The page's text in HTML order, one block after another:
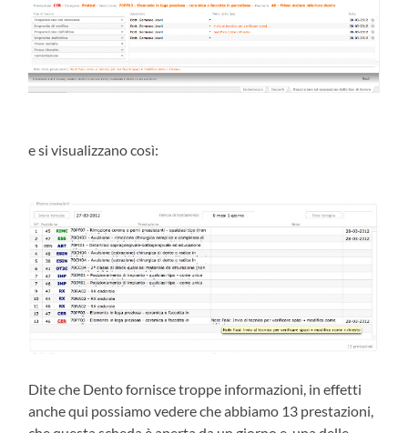
e si visualizzano così:
Dite che Dento fornisce troppe informazioni, in effetti
anche qui possiamo vedere che abbiamo 13 prestazioni,